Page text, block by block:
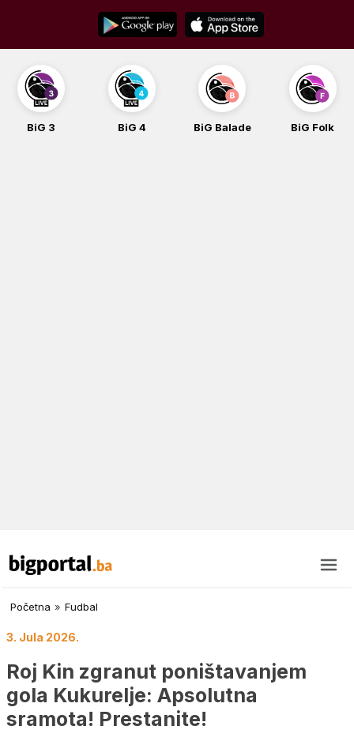
content
BiG 4 BiG Balade BiG Folk BiG iG
Početna » Fudbal
3. Jula 2026.
Roj Kin zgranut poništavanjem
gola Kukurelje: Apsolutna
sramota! Prestanite!